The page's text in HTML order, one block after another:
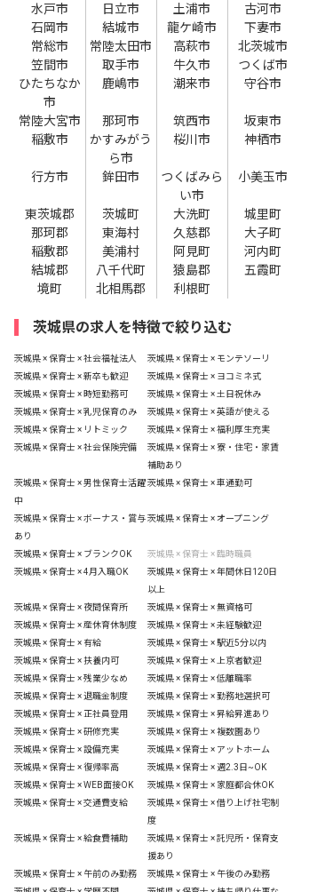
水戸市 日立市 土浦市
古河市
石岡市
結城市 龍ケ崎市
下妻市
常総市
常陸太田市 高萩市
北茨城市
笠間市
取手市 牛久市
つくば市
ひたちなか
市
鹿嶋市 潮来市 守谷市
常陸大宮市 那珂市 筑西市
坂東市
稲敷市
かすみがう
ら市
桜川市 神栖市
行方市 鉾田市
つくばみら
い市
小美玉市
東茨城郡 茨城町 大洗町
城里町
那珂郡
東海村 久慈郡
大子町
稲敷郡
美浦村 阿見町
河内町
結城郡
八千代町 猿島郡
五霞町
境町
北相馬郡 利根町
茨城県の求人を特徴で絞り込む
茨城県 × 保育士 × 社会福祉法人
茨城県 × 保育士 × モンテソーリ
茨城県 × 保育士 × 新卒も歓迎
茨城県 × 保育士 × ヨコミネ式
茨城県 × 保育士 × 時短勤務可
茨城県 × 保育士 × 土日祝休み
茨城県 × 保育士 × 乳児保育のみ
茨城県 × 保育士 × 英語が使える
茨城県 × 保育士 × リトミック
茨城県 × 保育士 × 福利厚生充実
茨城県 × 保育士 × 社会保険完備
茨城県 × 保育士 × 寮・住宅・家賃
補助あり
茨城県 × 保育士 × 男性保育士活躍
中
茨城県 × 保育士 × 車通勤可
茨城県 × 保育士 × ボーナス・賞与
あり
茨城県 × 保育士 × オープニング
茨城県 × 保育士 × ブランクOK
茨城県 × 保育士 × 臨時職員
茨城県 × 保育士 × 4月入職OK
茨城県 × 保育士 × 年間休日120日
以上
茨城県 × 保育士 × 夜間保育所
茨城県 × 保育士 × 無資格可
茨城県 × 保育士 × 産休育休制度
茨城県 × 保育士 × 未経験歓迎
茨城県 × 保育士 × 有給
茨城県 × 保育士 × 駅近5分以内
茨城県 × 保育士 × 扶養内可
茨城県 × 保育士 × 上京者歓迎
茨城県 × 保育士 × 残業少なめ
茨城県 × 保育士 × 低離職率
茨城県 × 保育士 × 退職金制度
茨城県 × 保育士 × 勤務地選択可
茨城県 × 保育士 × 正社員登用
茨城県 × 保育士 × 昇給昇進あり
茨城県 × 保育士 × 研修充実
茨城県 × 保育士 × 複数園あり
茨城県 × 保育士 × 設備充実
茨城県 × 保育士 × アットホーム
茨城県 × 保育士 × 復帰率高
茨城県 × 保育士 × 週2.3日~OK
茨城県 × 保育士 × WEB面接OK
茨城県 × 保育士 × 家庭都合休OK
茨城県 × 保育士 × 交通費支給
茨城県 × 保育士 × 借り上げ社宅制
度
茨城県 × 保育士 × 給食費補助
茨城県 × 保育士 × 託児所・保育支
援あり
茨城県 × 保育士 × 午前のみ勤務
茨城県 × 保育士 × 午後のみ勤務